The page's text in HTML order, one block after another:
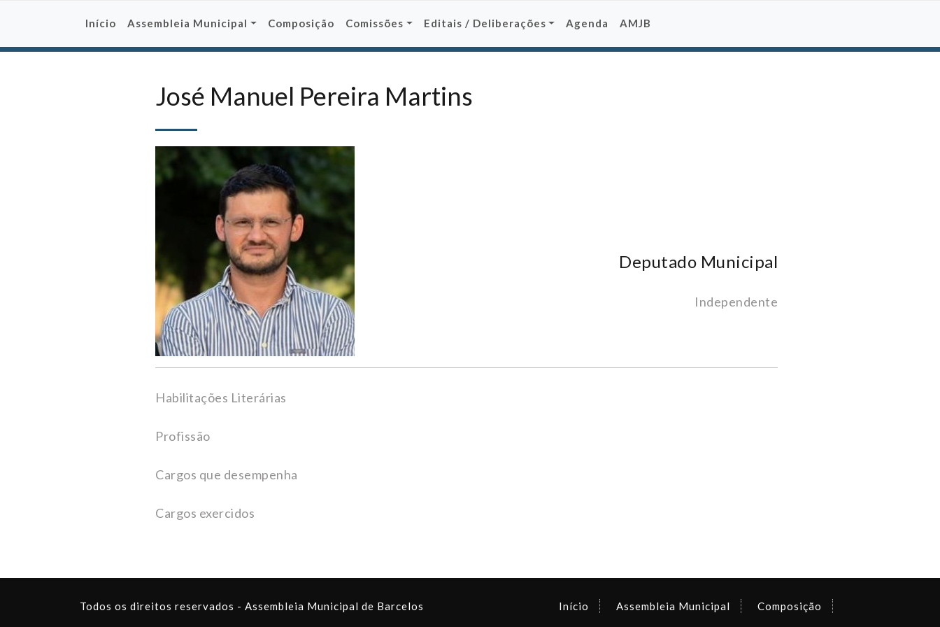
Início Assembleia Municipal Composição Comissões Editais / Deliberações Agenda AMJB
José Manuel Pereira Martins
Deputado Municipal
Independente
Habilitações Literárias
Profissão
Cargos que desempenha
Cargos exercidos
Todos os direitos reservados - Assembleia Municipal de Barcelos Início Assembleia Municipal Composição